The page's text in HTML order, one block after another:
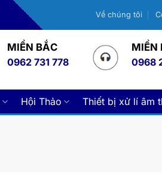
Về chúng tôi
MIỀN BẮC
0962 731 778
MIỀN
0968
Hội Thảo Thiết bị xử lí âm